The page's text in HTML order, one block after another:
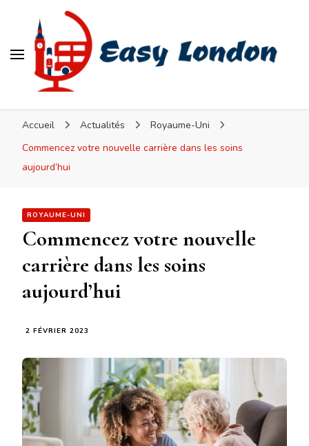
Accueil Actualités
Royaume-Uni
Commencez votre nouvelle carrière dans les soins
aujourd’hui
ROYAUME-UNI
Commencez votre nouvelle
carrière dans les soins
aujourd’hui
2 FÉVRIER 2023